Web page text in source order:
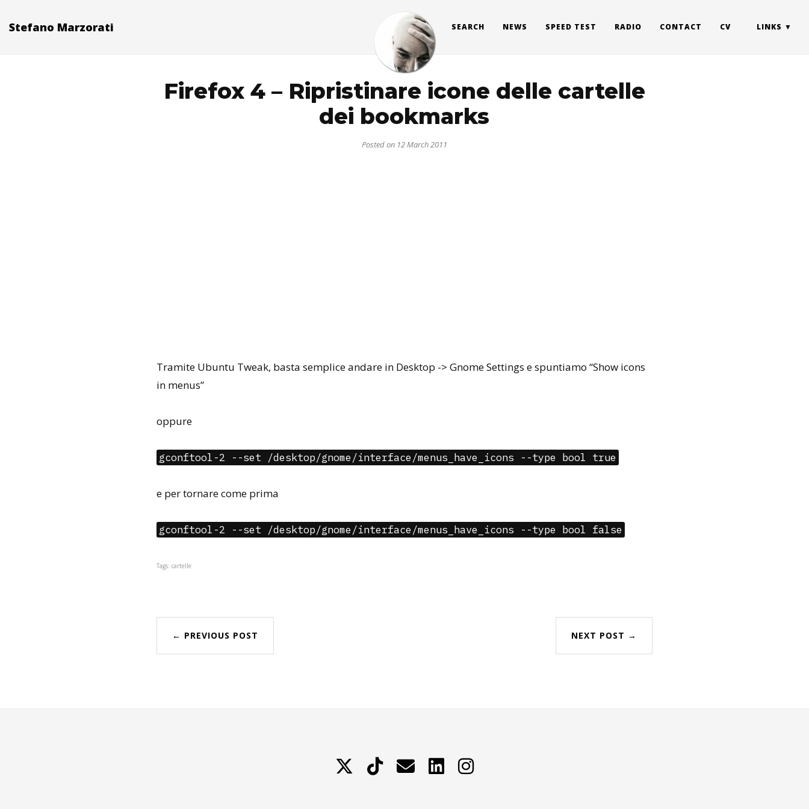
Stefano Marzorati SEARCH NEWS SPEED TEST RADIO CONTACT CV LINKS
Firefox 4 – Ripristinare icone delle cartelle
dei bookmarks
Posted on 12 March 2011
Tramite Ubuntu Tweak, basta semplice andare in Desktop -> Gnome Settings e spuntiamo “Show icons
in menus”
oppure
gconftool-2 --set /desktop/gnome/interface/menus_have_icons --type bool true
e per tornare come prima
gconftool-2 --set /desktop/gnome/interface/menus_have_icons --type bool false
Tags: cartelle
← PREVIOUS POST NEXT POST →
TikTok Contattami LinkedIn